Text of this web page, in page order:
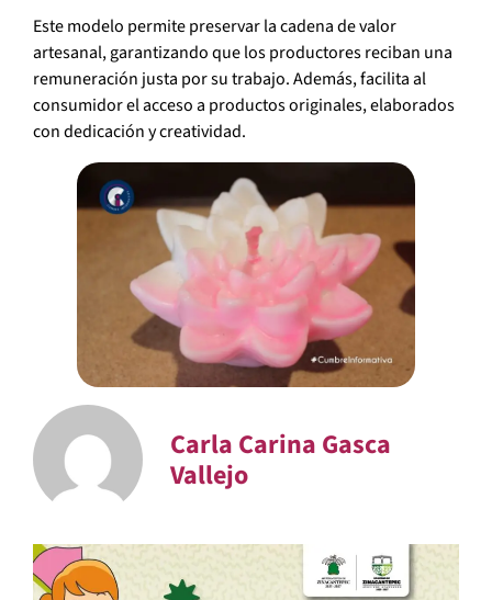
Este modelo permite preservar la cadena de valor
artesanal, garantizando que los productores reciban una
remuneración justa por su trabajo. Además, facilita al
consumidor el acceso a productos originales, elaborados
con dedicación y creatividad.
Carla Carina Gasca
Vallejo